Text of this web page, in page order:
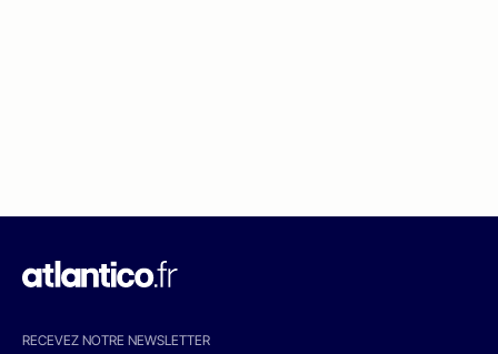
RECEVEZ NOTRE NEWSLETTER